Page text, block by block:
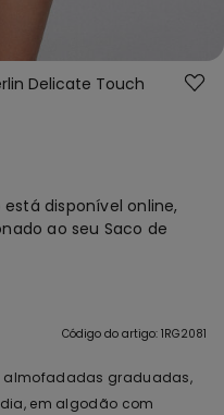
Delicate Touch
disponível online,
ao seu Saco de
Código do artigo: 1RG2081
almofadadas graduadas,
em algodão com